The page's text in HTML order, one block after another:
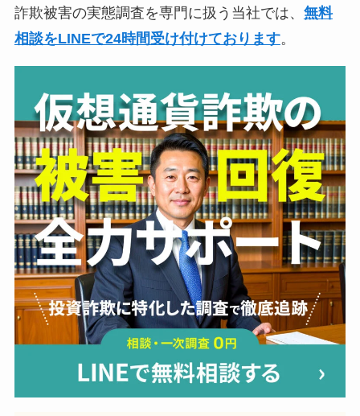
詐欺被害の実態調査を専門に扱う当社では、 無料
相談をLINEで24時間受け付けております。